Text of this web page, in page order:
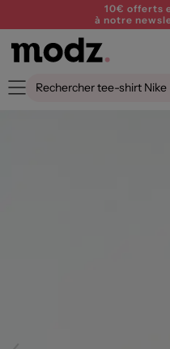
10€ offerts
à notre